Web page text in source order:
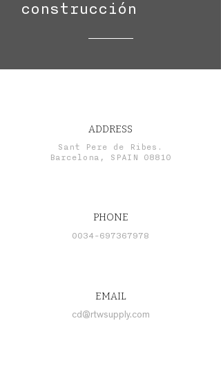
construcción
ADDRESS
Sant Pere de Ribes.
Barcelona, SPAIN 08810
PHONE
0034-697367978
EMAIL
cd@rtwsupply.com